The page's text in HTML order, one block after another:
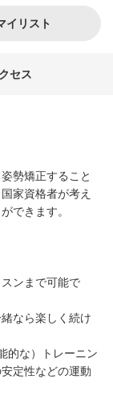
イリスト
セス
勢矯正すること
家資格者が考え
できます。
ンまで可能で
なら楽しく続け
的な）トレーニン
定性などの運動